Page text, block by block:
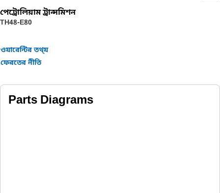
পেট্রোলিয়াম ট্রান্সমিশন
TH48-E80
ওয়ারেন্টির তথ্য়
ফেরতের নীতি
Parts Diagrams